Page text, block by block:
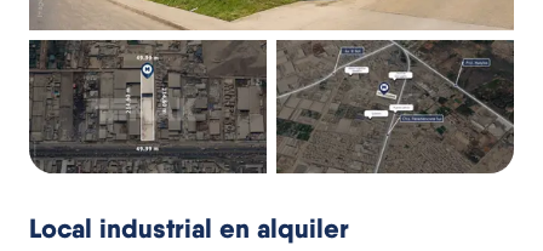
Local industrial en alquiler